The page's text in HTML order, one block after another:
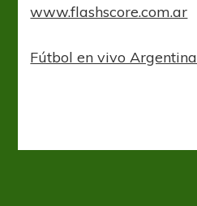
www.flashscore.com.ar
Fútbol en vivo Argentina